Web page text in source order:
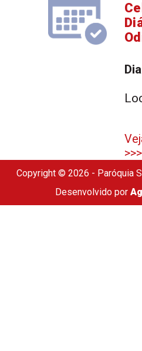
>>>
Copyright © 2026 - Paróquia
Desenvolvido por